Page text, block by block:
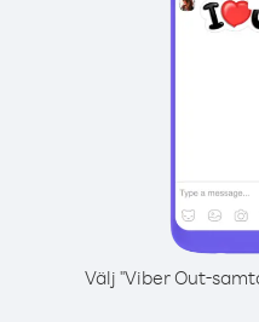
Välj "Viber Out-